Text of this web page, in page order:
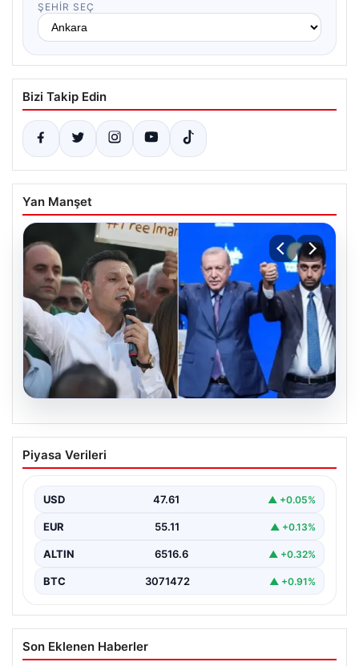
ŞEHIR SEÇ
Bizi Takip Edin
Yan Manşet
05.08.2026
Tuzla’da ‘Millet İradesine Saygı’
yürüyüşü… Özgür Çelik ne olduğunu tek
altına, hırsızlığın altına niye imza atsın?’
{ “title”: “Tuzla’da ‘Millet İradesine Saygı’ Yürüyüşü ve
Özgür Çelik’ten Açıklamalar”, “content”: “ Tuzla…
Piyasa Verileri
USD 47.61 ▲ +0.05%
EUR 55.11 ▲ +0.13%
ALTIN 6516.6 ▲ +0.32%
BTC 3071472 ▲ +0.91%
Son Eklenen Haberler